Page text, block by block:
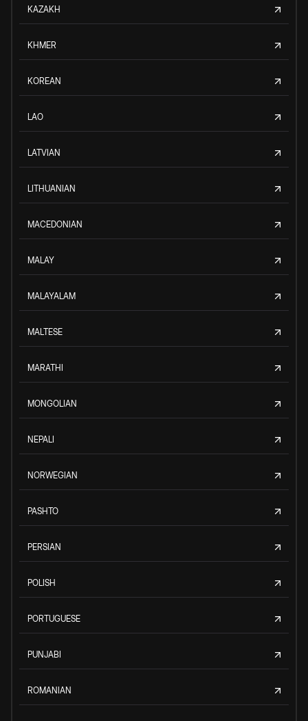
KAZAKH
KHMER
KOREAN
LAO
LATVIAN
LITHUANIAN
MACEDONIAN
MALAY
MALAYALAM
MALTESE
MARATHI
MONGOLIAN
NEPALI
NORWEGIAN
PASHTO
PERSIAN
POLISH
PORTUGUESE
PUNJABI
ROMANIAN